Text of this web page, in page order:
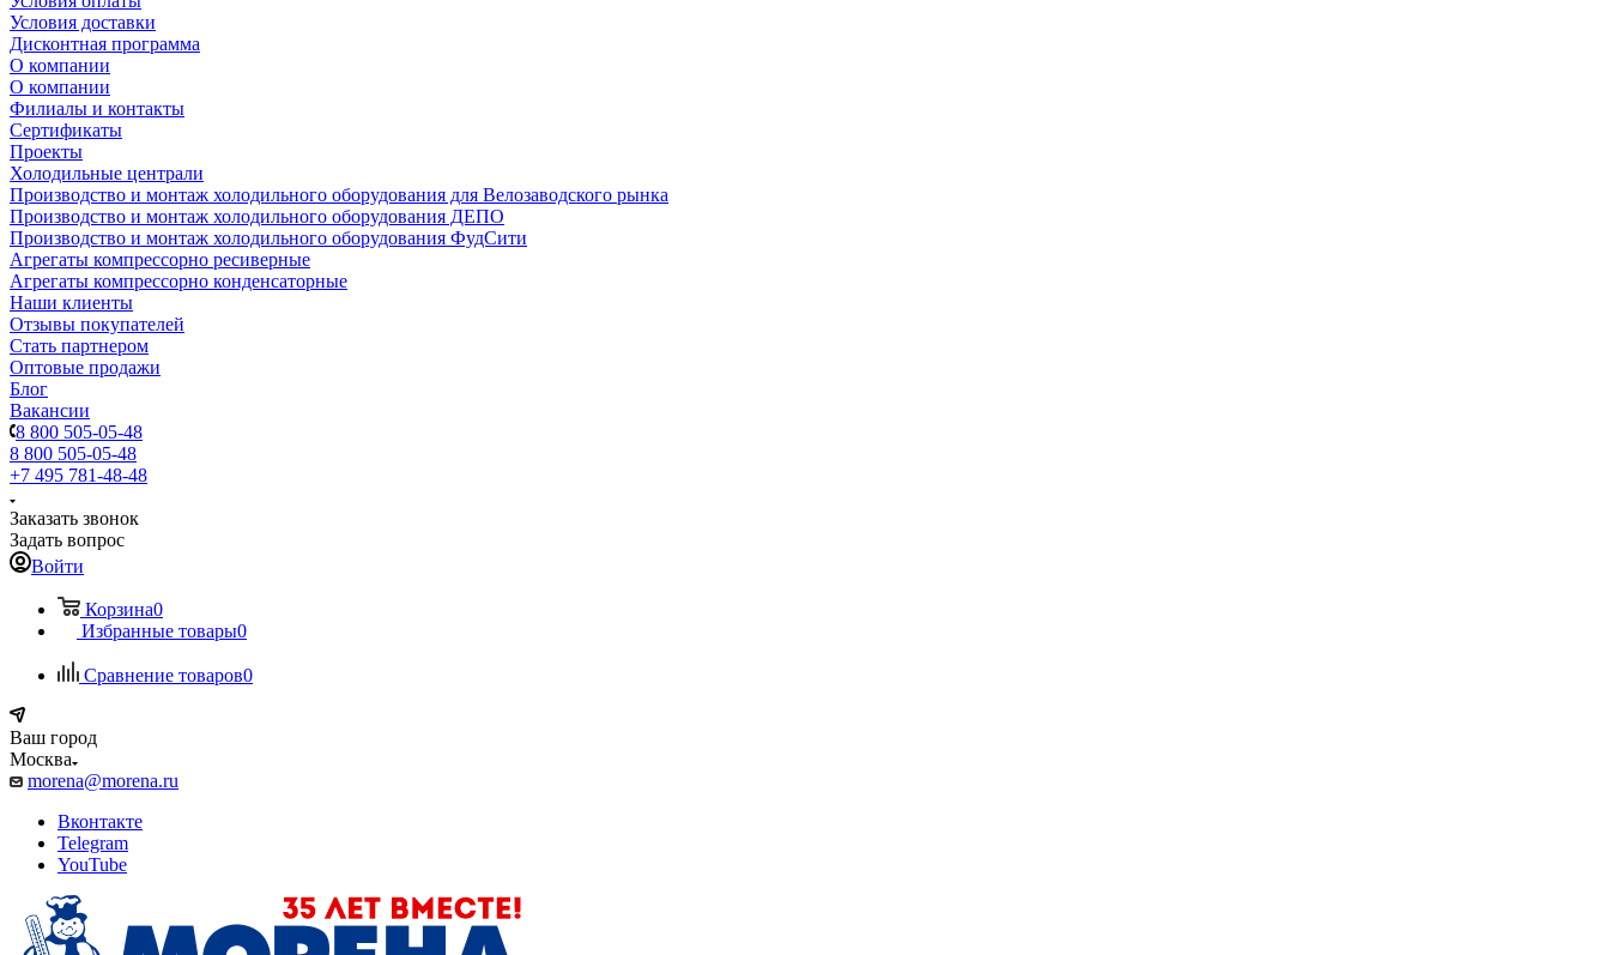
Условия доставки
Дисконтная программа
О компании
О компании
Филиалы и контакты
Сертификаты
Проекты
Холодильные централи
Производство и монтаж холодильного оборудования для Велозаводского рынка
Производство и монтаж холодильного оборудования ДЕПО
Производство и монтаж холодильного оборудования ФудСити
Агрегаты компрессорно ресиверные
Агрегаты компрессорно конденсаторные
Наши клиенты
Отзывы покупателей
Стать партнером
Оптовые продажи
Блог
Вакансии
8 800 505-05-48
8 800 505-05-48
+7 495 781-48-48
Заказать звонок
Задать вопрос
Войти
Корзина0
Избранные товары0
Сравнение товаров0
Ваш город
Москва
morena@morena.ru
Вконтакте
Telegram
YouTube